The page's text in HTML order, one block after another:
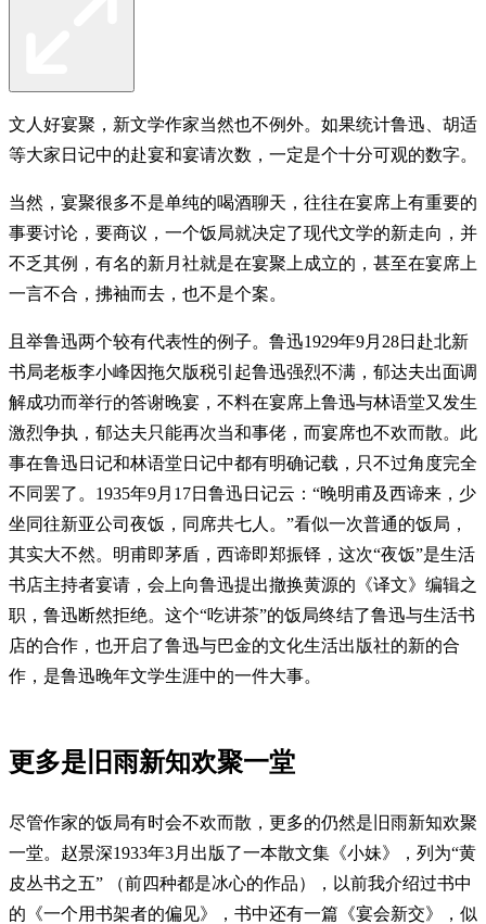
文人好宴聚，新文学作家当然也不例外。如果统计鲁迅、胡适
等大家日记中的赴宴和宴请次数，一定是个十分可观的数字。
当然，宴聚很多不是单纯的喝酒聊天，往往在宴席上有重要的
事要讨论，要商议，一个饭局就决定了现代文学的新走向，并
不乏其例，有名的新月社就是在宴聚上成立的，甚至在宴席上
一言不合，拂袖而去，也不是个案。
且举鲁迅两个较有代表性的例子。鲁迅1929年9月28日赴北新
书局老板李小峰因拖欠版税引起鲁迅强烈不满，郁达夫出面调
解成功而举行的答谢晚宴，不料在宴席上鲁迅与林语堂又发生
激烈争执，郁达夫只能再次当和事佬，而宴席也不欢而散。此
事在鲁迅日记和林语堂日记中都有明确记载，只不过角度完全
不同罢了。1935年9月17日鲁迅日记云：“晚明甫及西谛来，少
坐同往新亚公司夜饭，同席共七人。”看似一次普通的饭局，
其实大不然。明甫即茅盾，西谛即郑振铎，这次“夜饭”是生活
书店主持者宴请，会上向鲁迅提出撤换黄源的《译文》编辑之
职，鲁迅断然拒绝。这个“吃讲茶”的饭局终结了鲁迅与生活书
店的合作，也开启了鲁迅与巴金的文化生活出版社的新的合
作，是鲁迅晚年文学生涯中的一件大事。
更多是旧雨新知欢聚一堂
尽管作家的饭局有时会不欢而散，更多的仍然是旧雨新知欢聚
一堂。赵景深1933年3月出版了一本散文集《小妹》，列为“黄
皮丛书之五” （前四种都是冰心的作品），以前我介绍过书中
的《一个用书架者的偏见》，书中还有一篇《宴会新交》，似